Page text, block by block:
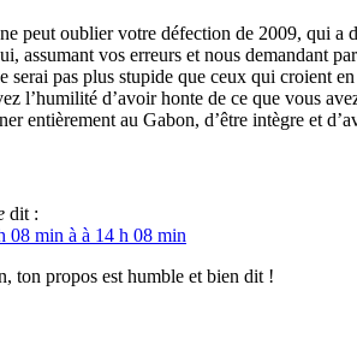
peut oublier votre défection de 2009, qui a
assumant vos erreurs et nous demandant
serai pas plus stupide que ceux qui croient
l’humilité d’avoir honte de ce que vous
entièrement au Gabon, d’être intègre et
dit :
08 min à à 14 h 08 min
ton propos est humble et bien dit !